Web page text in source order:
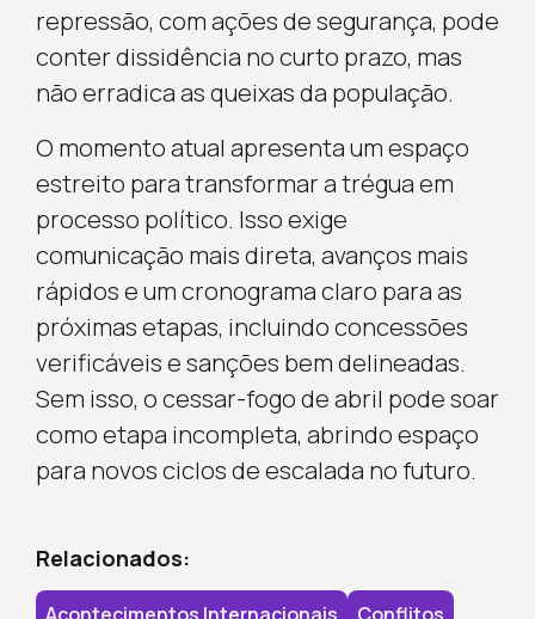
repressão, com ações de segurança, pode
conter dissidência no curto prazo, mas
não erradica as queixas da população.
O momento atual apresenta um espaço
estreito para transformar a trégua em
processo político. Isso exige
comunicação mais direta, avanços mais
rápidos e um cronograma claro para as
próximas etapas, incluindo concessões
verificáveis e sanções bem delineadas.
Sem isso, o cessar-fogo de abril pode soar
como etapa incompleta, abrindo espaço
para novos ciclos de escalada no futuro.
Relacionados: